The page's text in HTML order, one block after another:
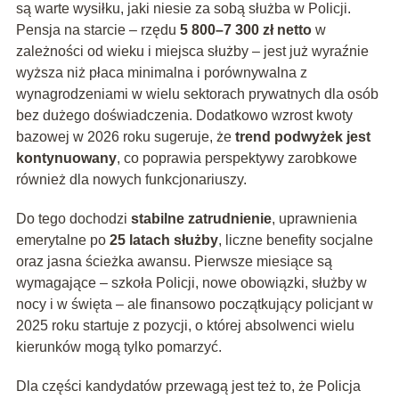
są warte wysiłku, jaki niesie za sobą służba w Policji.
Pensja na starcie – rzędu 5 800–7 300 zł nettow
zależności od wieku i miejsca służby – jest już wyraźnie
wyższa niż płaca minimalna i porównywalna z
wynagrodzeniami w wielu sektorach prywatnych dla osób
bez dużego doświadczenia. Dodatkowo wzrost kwoty
bazowej w 2026 roku sugeruje, że trend podwyżek jest
kontynuowany, co poprawia perspektywy zarobkowe
również dla nowych funkcjonariuszy.
Do tego dochodzi stabilne zatrudnienie, uprawnienia
emerytalne po 25 latach służby, liczne benefity socjalne
oraz jasna ścieżka awansu. Pierwsze miesiące są
wymagające – szkoła Policji, nowe obowiązki, służby w
nocy i w święta – ale finansowo początkujący policjant w
2025 roku startuje z pozycji, o której absolwenci wielu
kierunków mogą tylko pomarzyć.
Dla części kandydatów przewagą jest też to, że Policja